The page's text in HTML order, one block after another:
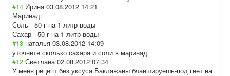
#14 Ирина 03.08.2012 14:21
Маринад:
Соль - 50 г на 1 литр воды
Сахар - 50 г на 1 литр воды
#13 наталья 03.08.2012 14:09
уточните сколько сахара и соли в маринад
#12 Светлана 02.08.2012 07:34
У меня рецепт без уксуса.Баклажаны бланшируешь-под гнет на